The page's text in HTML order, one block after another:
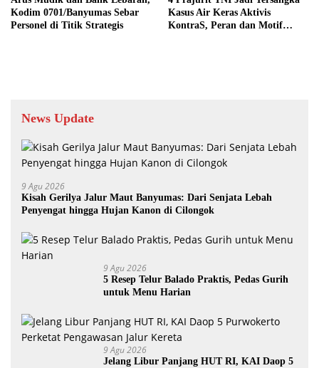
Kodim 0701/Banyumas Sebar
Personel di Titik Strategis
Kasus Air Keras Aktivis
KontraS, Peran dan Motif
News Update
9 Agu 2026
Kisah Gerilya Jalur Maut Banyumas: Dari Senjata Lebah
Penyengat hingga Hujan Kanon di Cilongok
9 Agu 2026
5 Resep Telur Balado Praktis, Pedas Gurih
untuk Menu Harian
9 Agu 2026
Jelang Libur Panjang HUT RI, KAI Daop 5